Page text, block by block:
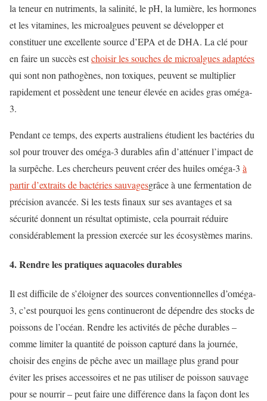
la teneur en nutriments, la salinité, le pH, la lumière, les hormones
et les vitamines, les microalgues peuvent se développer et
constituer une excellente source d’EPA et de DHA. La clé pour
en faire un succès estchoisir les souches de microalgues adaptées
qui sont non pathogènes, non toxiques, peuvent se multiplier
rapidement et possèdent une teneur élevée en acides gras oméga-
3.
Pendant ce temps, des experts australiens étudient les bactéries du
sol pour trouver des oméga-3 durables afin d’atténuer l’impact de
la surpêche. Les chercheurs peuvent créer des huiles oméga-3 à
partir d’extraits de bactéries sauvagesgrâce à une fermentation de
précision avancée. Si les tests finaux sur ses avantages et sa
sécurité donnent un résultat optimiste, cela pourrait réduire
considérablement la pression exercée sur les écosystèmes marins.
4. Rendre les pratiques aquacoles durables
Il est difficile de s’éloigner des sources conventionnelles d’oméga-
3, c’est pourquoi les gens continueront de dépendre des stocks de
poissons de l’océan. Rendre les activités de pêche durables –
comme limiter la quantité de poisson capturé dans la journée,
choisir des engins de pêche avec un maillage plus grand pour
éviter les prises accessoires et ne pas utiliser de poisson sauvage
pour se nourrir – peut faire une différence dans la façon dont les